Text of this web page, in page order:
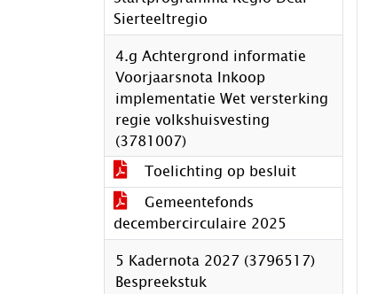
Sierteeltregio
4.g Achtergrond informatie
Voorjaarsnota Inkoop
implementatie Wet versterking
regie volkshuisvesting
(3781007)
Toelichting op besluit
Gemeentefonds
decembercirculaire 2025
5 Kadernota 2027 (3796517)
Bespreekstuk